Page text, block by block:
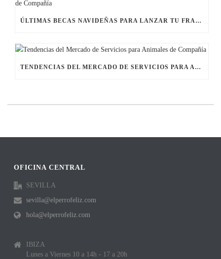
ÚLTIMAS BECAS NAVIDEÑAS PARA LANZAR TU FRANQUICIA DE ANIMALES DE COMPAÑÍA
TENDENCIAS DEL MERCADO DE SERVICIOS PARA ANIMALES DE COMPAÑÍA
OFICINA CENTRAL
SEVILLA
sevilla@elperrofeliz.com
hola@elperrofeliz.com
IBIZA
Lunes a Viernes 10 a 14h - 17 a 20h